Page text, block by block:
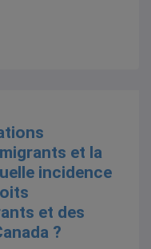
et la
incidence
et des
?